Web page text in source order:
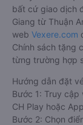
bất cứ giao dịch
Giang từ Thuận
web Vexere.com
Chính sách tặng
từng trường hợp
Hướng dẫn đặt
Bước 1: Truy cập
CH Play hoặc
Bước 2: Chọn